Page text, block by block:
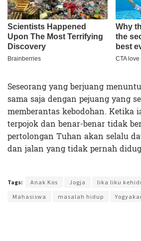
Seseorang yang berjuang
sama saja dengan pejuang yang
memberantas kebodohan. Ketika
terpojok dan benar-benar tidak
pertolongan Tuhan akan selalu
dan jalan yang tidak pernah
Tags: Anak Kos Jogja
lika liku
Mahasiswa
masalah hidup